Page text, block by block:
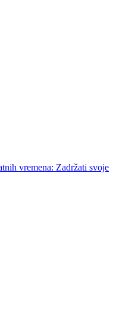
vremena: Zadržati svoje